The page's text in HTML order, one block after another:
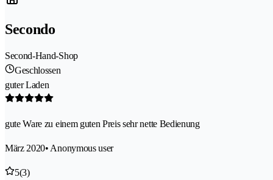
Secondo
Second-Hand-Shop
Geschlossen
guter Laden
gute Ware zu einem guten Preis sehr nette Bedienung
März 2020• Anonymous user
5(3)